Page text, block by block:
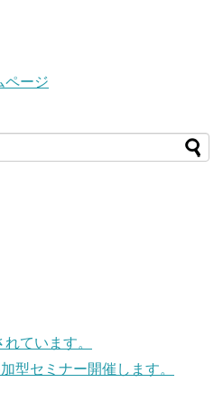
ページ
ています。
型セミナー開催します。